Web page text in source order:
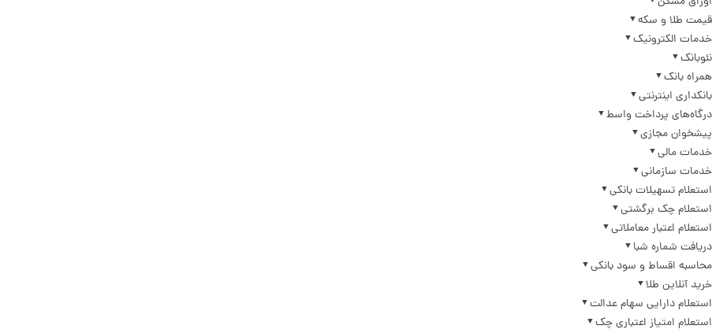
قیمت طلا و سکه
خدمات الکترونیک
نئوبانک
همراه بانک
بانکداری اینترنتی
درگاه‌های پرداخت واسط
پیشخوان مجازی
خدمات مالی
خدمات سازمانی
استعلام تسهیلات بانکی
استعلام چک برگشتی
استعلام اعتبار معاملاتی
دریافت شماره شبا
محاسبه اقساط و سود بانکی
خرید آنلاین طلا
استعلام دارایی سهام عدالت
استعلام امتیاز اعتباری چک